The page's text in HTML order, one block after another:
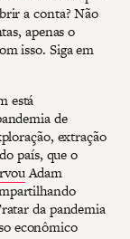
a conta? Não
apenas o
isso. Siga em
está
de
extração
país, que o
Adam
da pandemia
econômico